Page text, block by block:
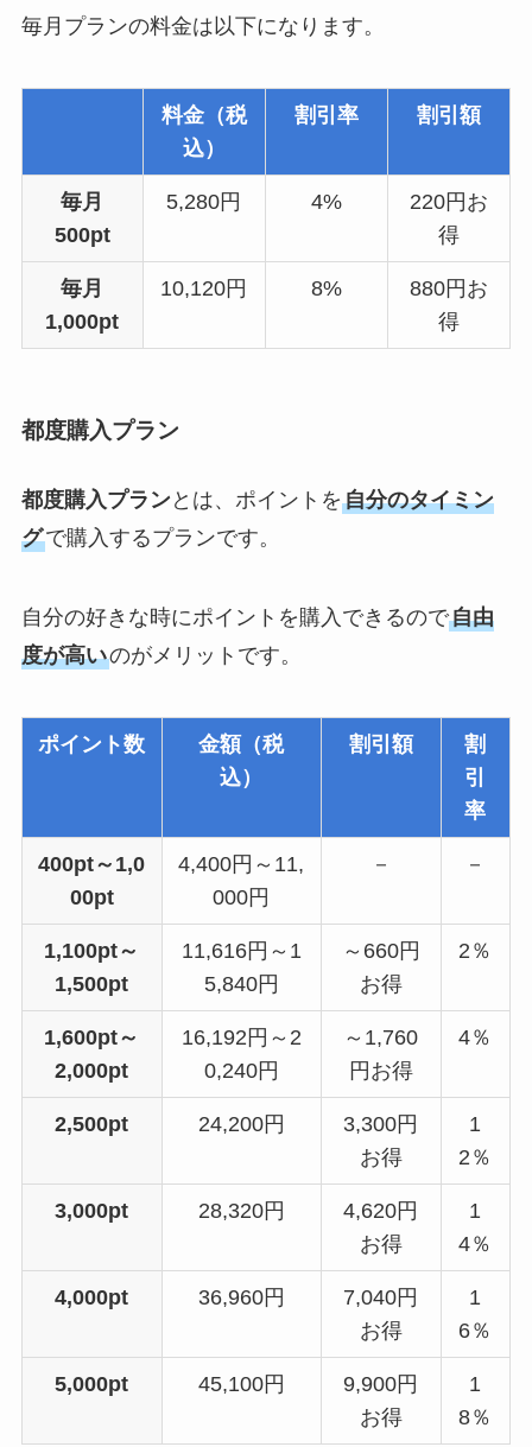
毎月プランの料金は以下になります。
料金（税
込）
割引率 割引額
毎月
500pt
5,280円 4%
220円お
得
毎月
1,000pt
10,120円 8%
880円お
得
都度購入プラン
都度購入プランとは、ポイントを自分のタイミン
グで購入するプランです。
自分の好きな時にポイントを購入できるので自由
度が高いのがメリットです。
ポイント数
金額（税
込）
割引額
割
引
率
400pt～1,0
00pt
4,400円～11,
000円
－ －
1,100pt～
1,500pt
11,616円～1
5,840円
～660円
お得
2％
1,600pt～
2,000pt
16,192円～2
0,240円
～1,760
円お得
4％
2,500pt 24,200円
3,300円
お得
1
2％
3,000pt 28,320円
4,620円
お得
1
4％
4,000pt 36,960円
7,040円
お得
1
6％
5,000pt 45,100円
9,900円
お得
1
8％